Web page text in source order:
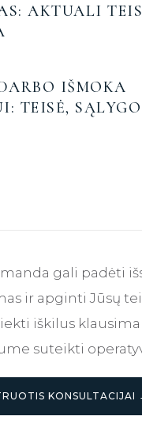
AKTUALI
IŠMOKA
TEISĖ,
gali padėti
ir apginti Jūsų
iškilus
suteikti
KONSULTACIJAI